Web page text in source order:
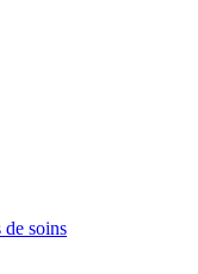
soins